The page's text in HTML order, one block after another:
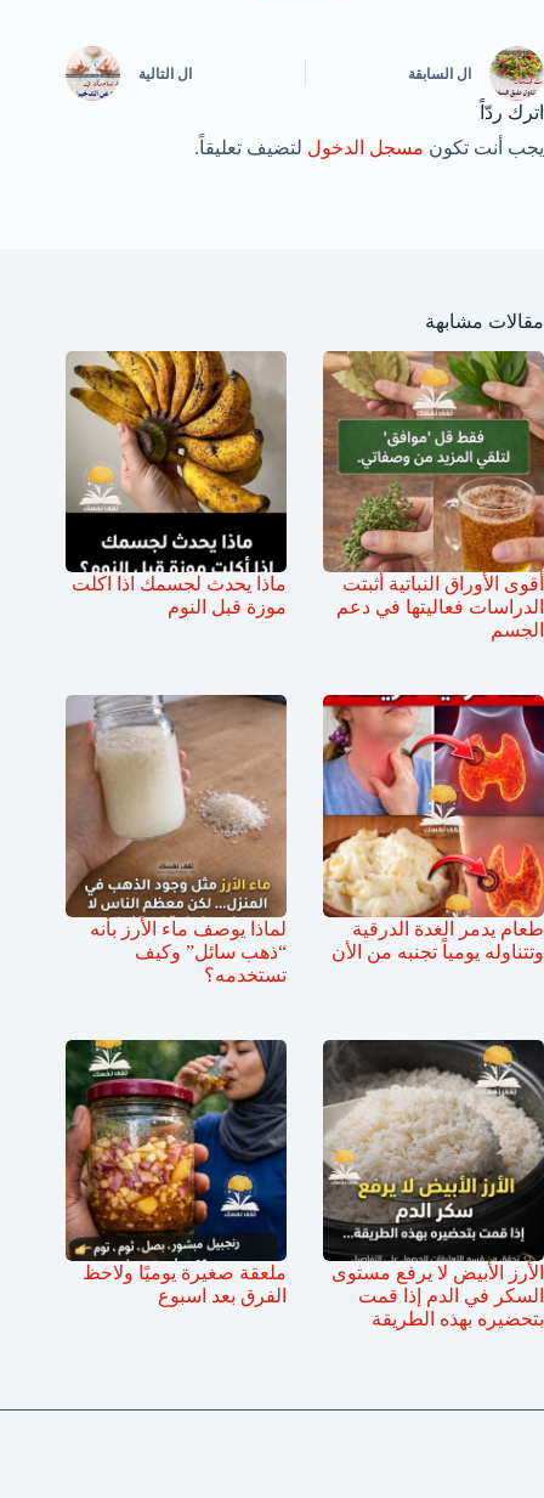
ال السابقة ال التالية
اترك ردّاً
يجب أنت تكون مسجل الدخول لتضيف تعليقاً.
مقالات مشابهة
أقوى الأوراق النباتية أثبتت
الدراسات فعاليتها في دعم
الجسم
ماذا يحدث لجسمك اذا اكلت
موزة قبل النوم
طعام يدمر الغدة الدرقية
وتتناوله يومياً تجنبه من الأن
لماذا يوصف ماء الأرز بأنه
“ذهب سائل” وكيف
تستخدمه؟
الأرز الأبيض لا يرفع مستوى
السكر في الدم إذا قمت
بتحضيره بهذه الطريقة
ملعقة صغيرة يوميًا ولاحظ
الفرق بعد اسبوع